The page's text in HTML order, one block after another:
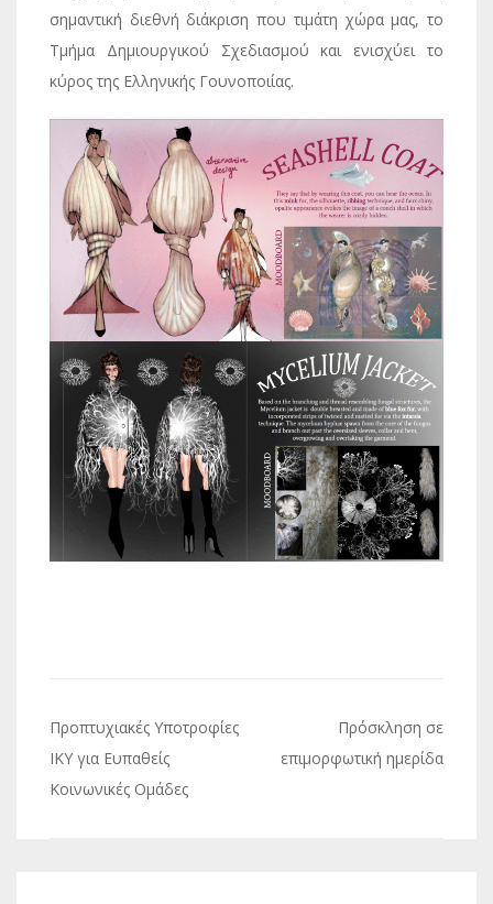
σημαντική διεθνή διάκριση που τιμάτη χώρα μας, το
Τμήμα Δημιουργικού Σχεδιασμού και ενισχύει το
κύρος της Ελληνικής Γουνοποιίας.
Πλοήγηση
άρθρων
Προπτυχιακές Υποτροφίες
ΙΚΥ για Ευπαθείς
Κοινωνικές Ομάδες
Πρόσκληση σε
επιμορφωτική ημερίδα